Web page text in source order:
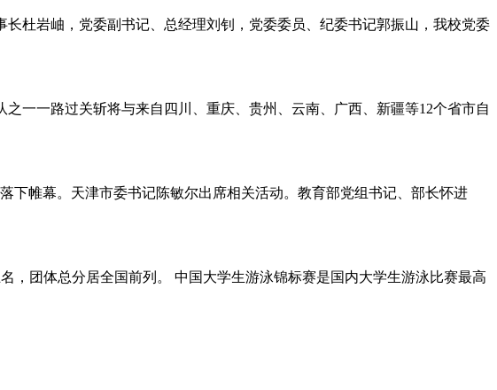
杜岩岫，党委副书记、总经理刘钊，党委委员、纪委书记郭振山，我校党委
一一路过关斩将与来自四川、重庆、贵州、云南、广西、新疆等12个省市自
下帷幕。天津市委书记陈敏尔出席相关活动。教育部党组书记、部长怀进
，团体总分居全国前列。 中国大学生游泳锦标赛是国内大学生游泳比赛最高